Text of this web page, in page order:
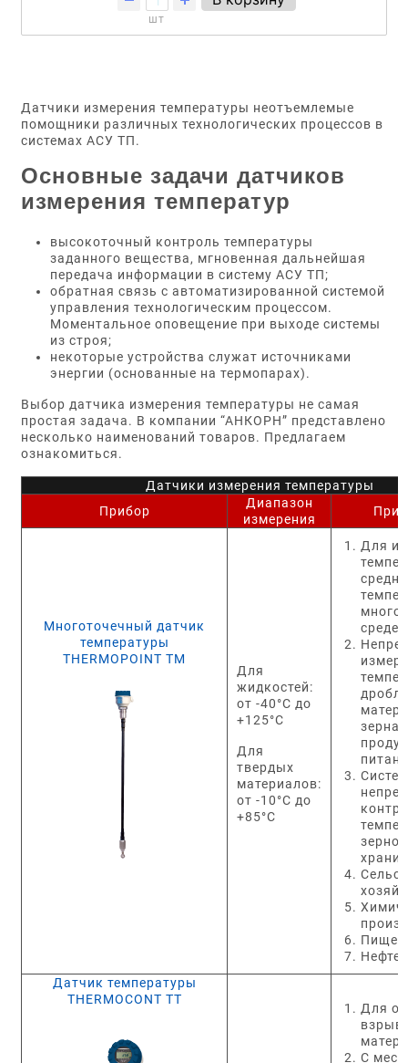
шт
Датчики измерения температуры неотъемлемые
помощники различных технологических процессов в
системах АСУ ТП.
Основные задачи датчиков
измерения температур
высокоточный контроль температуры
заданного вещества, мгновенная дальнейшая
передача информации в систему АСУ ТП;
обратная связь с автоматизированной системой
управления технологическим процессом.
Моментальное оповещение при выходе системы
из строя;
некоторые устройства служат источниками
энергии (основанные на термопарах).
Выбор датчика измерения температуры не самая
простая задача. В компании “АНКОРН” представлено
несколько наименований товаров. Предлагаем
ознакомиться.
Датчики измерения температуры
Прибор
Диапазон
измерения
Многоточечный датчик
температуры
THERMOPOINT TM
Для
жидкостей:
от -40°C до
+125°C
Для
твердых
материалов:
от -10°C до
+85°C
Для
среде
Датчик температуры
THERMOCONT TT
Для
С